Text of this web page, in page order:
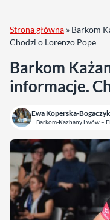
Strona główna » Barkom
Chodzi o Lorenzo Pope
Barkom
informacje.
Ewa Koperska-Bogaczyk
Barkom-Kazhany Lwów –